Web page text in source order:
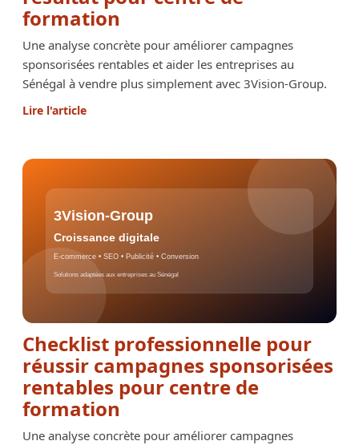
formation
Une analyse concrète pour améliorer campagnes
sponsorisées rentables et aider les entreprises au
Sénégal à vendre plus simplement avec 3Vision-Group.
Lire l'article
Checklist professionnelle pour
réussir campagnes sponsorisées
rentables pour centre de
formation
Une analyse concrète pour améliorer campagnes